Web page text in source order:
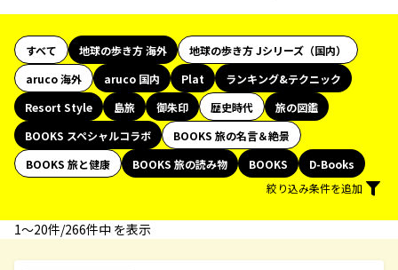
すべて 地球の歩き方 海外
地球の歩き方 Jシリーズ（国内）
aruco 海外
aruco 国内 Plat
ランキング&テクニック
Resort Style
島旅 御朱印 歴史時代
旅の図鑑
BOOKS スペシャルコラボ
BOOKS 旅の名言＆絶景
BOOKS 旅と健康
BOOKS 旅の読み物 BOOKS
D-Books
絞り込み条件を追加
1〜20件/266件中 を表示